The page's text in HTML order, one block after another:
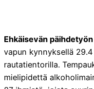
Ehkäisevän
vapun kynnyksellä
rautatientorilla.
mielipidettä